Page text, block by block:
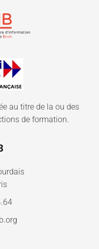
au titre de la ou des
de formation.